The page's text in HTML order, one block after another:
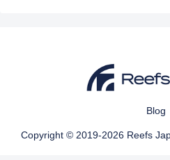
Blog
Copyright © 2019-2026 Reefs